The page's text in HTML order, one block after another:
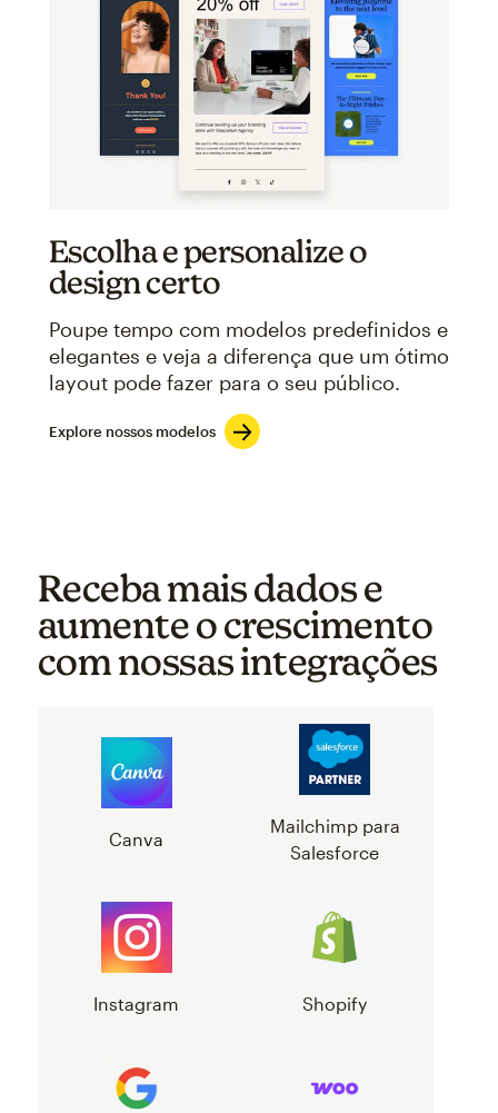
Escolha e personalize o
design certo
Poupe tempo com modelos predefinidos e
elegantes e veja a diferença que um ótimo
layout pode fazer para o seu público.
Explore nossos modelos
Receba mais dados e
aumente o crescimento
com nossas integrações
Canva
Mailchimp para
Salesforce
Instagram Shopify